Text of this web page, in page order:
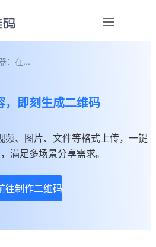
：在...
，即刻生成二维码
频、图片、文件等格式上传，一键
满足多场景分享需求。
往制作二维码